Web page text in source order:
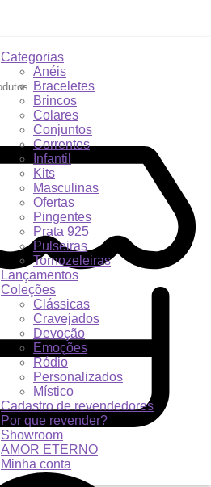
Categorias
Anéis
Braceletes
Brincos
Colares
Conjuntos
Correntes
Infantil
Kits
Masculinas
Ofertas
Pingentes
Prata 925
Pulseiras
Tornozeleiras
Lançamentos
Coleções
Clássicas
Cravejados
Devoção
Emoções
Ródio
Personalizados
Místico
Cadastro de revendedores
Por que revender?
Showroom
AMOR ETERNO
Minha conta